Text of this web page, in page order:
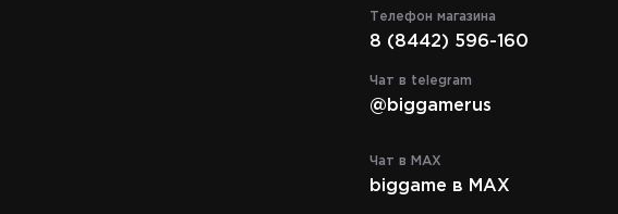
Телефон магазина
8 (8442) 596-160
Чат в telegram
@biggamerus
Чат в MAX
biggame в MAX